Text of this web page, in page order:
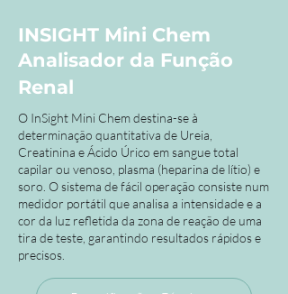
INSIGHT Mini Chem
Analisador da Função
Renal
O InSight Mini Chem destina-se à
determinação quantitativa de Ureia,
Creatinina e Ácido Úrico em sangue total
capilar ou venoso, plasma (heparina de lítio) e
soro. O sistema de fácil operação consiste num
medidor portátil que analisa a intensidade e a
cor da luz refletida da zona de reação de uma
tira de teste, garantindo resultados rápidos e
precisos.